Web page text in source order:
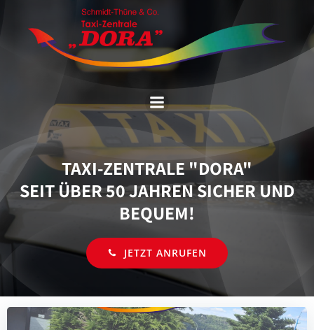
springen
TAXI-ZENTRALE "DORA"
SEIT ÜBER 50 JAHREN SICHER UND
BEQUEM!
JETZT ANRUFEN